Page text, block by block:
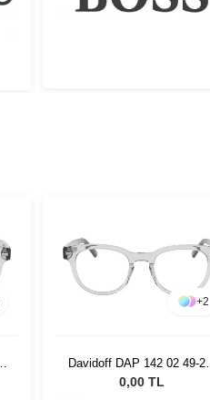
+2
Davidoff DAP 142 02 49-21-
145
0,00 TL